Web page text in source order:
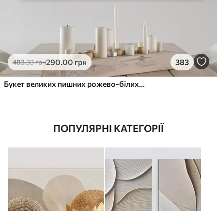
483.33грн290.00 грн 383
Букет великих пишних рожево-білих квітів півонії із зеленим листям на м’якому розмитому фоні
ПОПУЛЯРНІ КАТЕГОРІЇ